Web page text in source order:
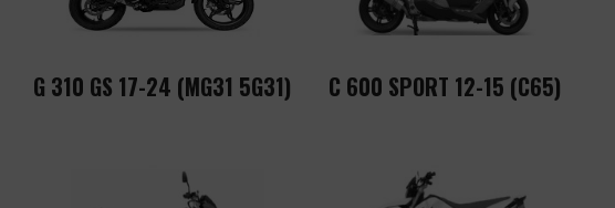
G 310 GS 17-24 (MG31 5G31) C 600 SPORT 12-15 (C65)